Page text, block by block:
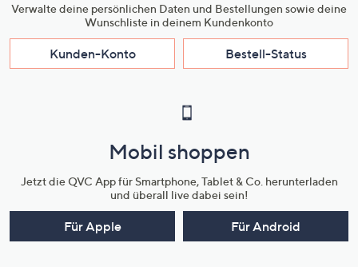
Verwalte deine persönlichen Daten und Bestellungen sowie deine
Wunschliste in deinem Kundenkonto
Kunden-Konto Bestell-Status
Mobil shoppen
Jetzt die QVC App für Smartphone, Tablet & Co. herunterladen
und überall live dabei sein!
Für Apple Für Android